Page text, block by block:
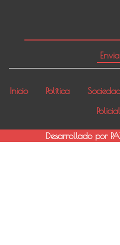
Inicio Política
Desarrollado por